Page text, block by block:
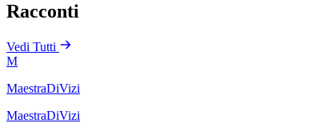
Racconti
Vedi Tutti
M
MaestraDiVizi
MaestraDiVizi